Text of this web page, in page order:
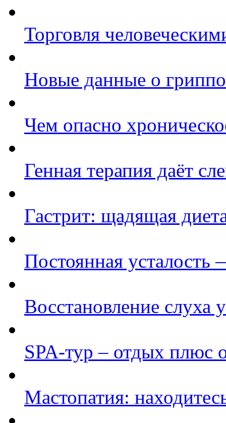
Торговля
Новые данные о
Чем опасно
Генная терапия даёт
Гастрит: щадящая
Постоянная усталость
Восстановление
SPA-тур – отдых плюс
Мастопатия: